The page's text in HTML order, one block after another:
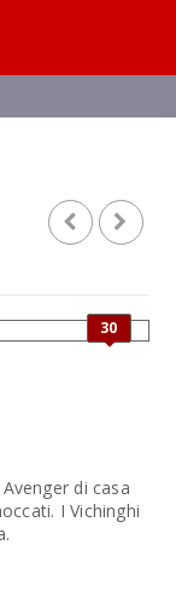
30
di casa
I Vichinghi